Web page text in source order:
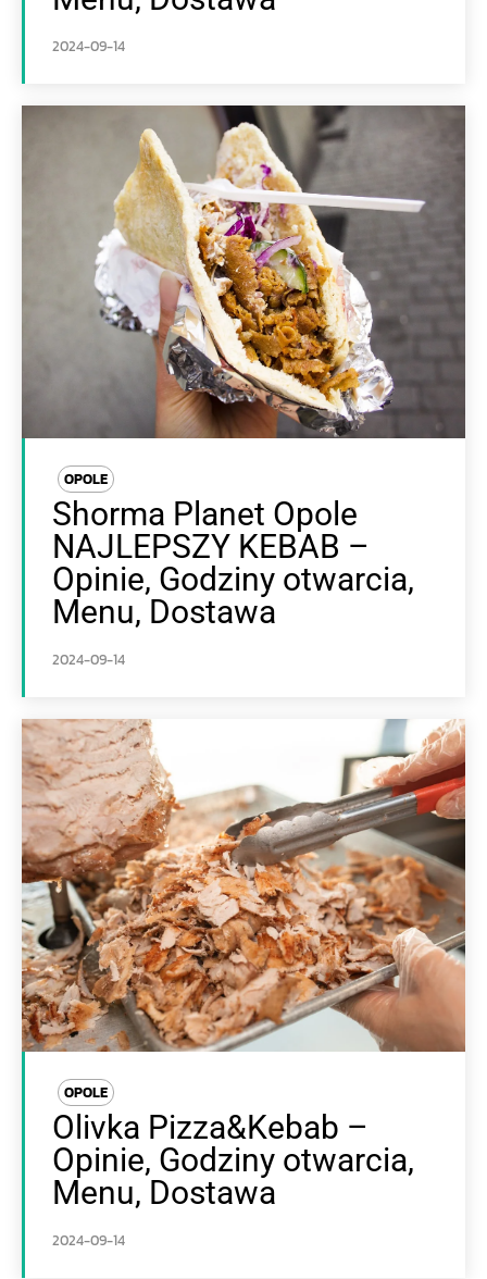
2024-09-14
OPOLE
Shorma Planet Opole
NAJLEPSZY KEBAB –
Opinie, Godziny otwarcia,
Menu, Dostawa
2024-09-14
OPOLE
Olivka Pizza&Kebab –
Opinie, Godziny otwarcia,
Menu, Dostawa
2024-09-14